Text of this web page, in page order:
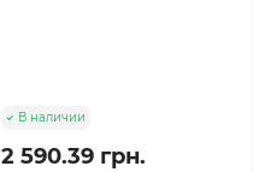
В наличии
2 590.39 грн.